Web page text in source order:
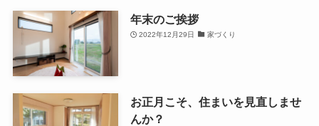
年末のご挨拶
2022年12月29日 家づくり
お正月こそ、住まいを見直しませ
んか？